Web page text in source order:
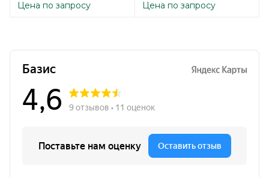
Цена по запросу Цена по запросу